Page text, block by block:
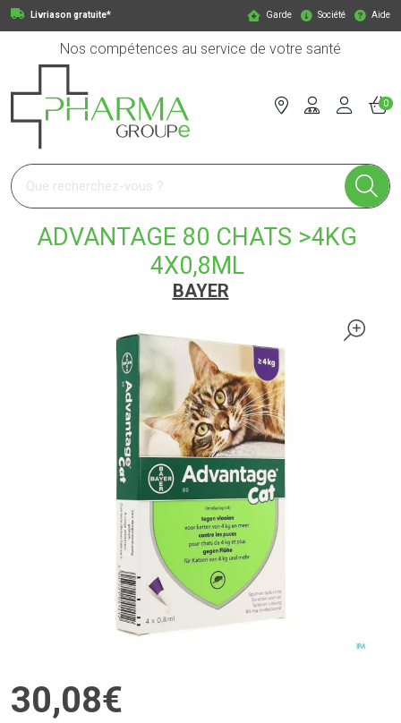
Livriason gratuite* Garde Société Aide
Nos compétences au service de votre santé
Pharmagroupe Votre pharmacie en ligne à votre service
0
ADVANTAGE 80 CHATS >4KG
4X0,8ML
BAYER
30,08€